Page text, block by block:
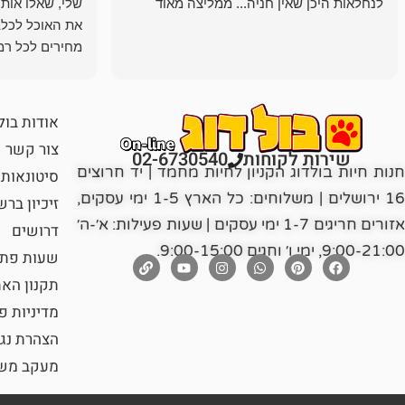
לנחלאות היכן שאין חניה... ממליצה מאוד
שלי, שאלו
את האוכל
מחירים לכל
שירות לקוחות 02-6730540
חנות חיות בולדוג הקניון לחיות מחמד | יד חרוצים
16 ירושלים | משלוחים: כל הארץ 1-5 ימי עסקים,
אזורים חריגים 1-7 ימי עסקים | שעות פעילות: א׳-ה׳
9:00-21:00, ימי ו׳ וחגים 9:00-15:00.
אודות
צור קשר
סיטונאות
זיכיון
דרושים
שעות
תקנון
מדיניות
הצהרת
מעקב